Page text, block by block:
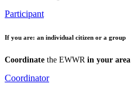
Participant
If you are: an individual citizen or a group
Coordinate the EWWR in your area
Coordinator